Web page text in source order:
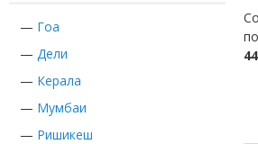
— Гоа
— Дели
— Керала
— Мумбаи
— Ришикеш